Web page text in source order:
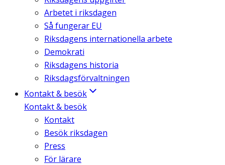
Arbetet i riksdagen
Så fungerar EU
Riksdagens internationella arbete
Demokrati
Riksdagens historia
Riksdagsförvaltningen
Kontakt & besök
Kontakt & besök
Kontakt
Besök riksdagen
Press
För lärare